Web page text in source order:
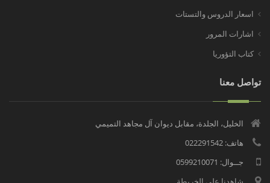
اسعار الدروس والتستات
اشارات المرور
كتاب التؤوريا
تواصل معنا
الخليل، الجلدة، مقابل ديوان آل مجاهد التميمي
هاتف: 022291542
جــوال: 0599210071